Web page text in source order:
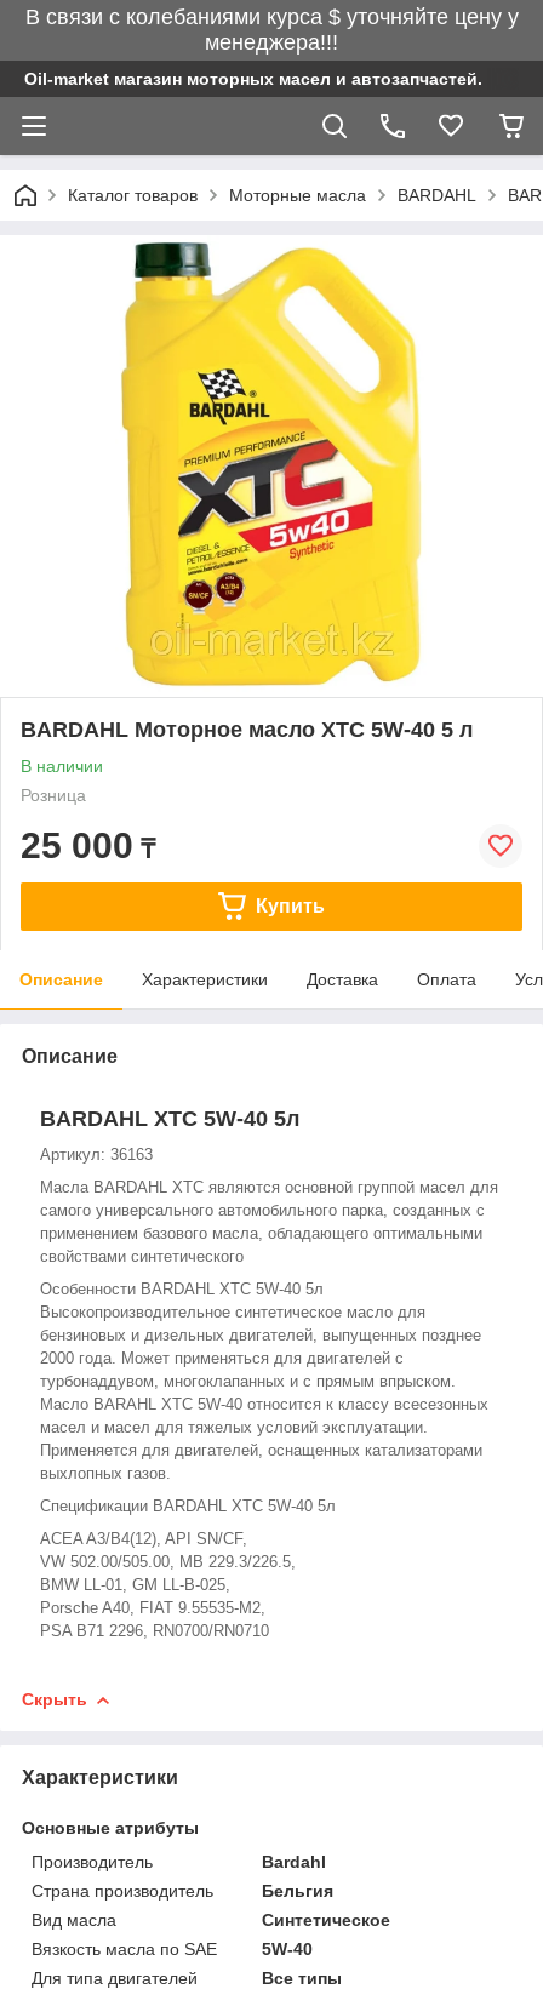
В связи с колебаниями курса $ уточняйте цену у
менеджера!!!
Oil-market магазин моторных масел и автозапчастей.
Каталог товаров Моторные масла BARDAHL
BARDAHL Моторное масло XTC 5W-40 5 л
В наличии
Розница
25 000 ₸
Купить
Описание Характеристики Доставка Оплата
Описание
BARDAHL XTC 5W-40 5л
Артикул: 36163
Масла BARDAHL XTC являются основной группой масел для
самого универсального автомобильного парка, созданных с
применением базового масла, обладающего оптимальными
свойствами синтетического
Особенности BARDAHL XTC 5W-40 5л
Высокопроизводительное синтетическое масло для
бензиновых и дизельных двигателей, выпущенных позднее
2000 года. Может применяться для двигателей с
турбонаддувом, многоклапанных и с прямым впрыском.
Масло BARAHL XTC 5W-40 относится к классу всесезонных
масел и масел для тяжелых условий эксплуатации.
Применяется для двигателей, оснащенных катализаторами
выхлопных газов.
Спецификации BARDAHL XTC 5W-40 5л
ACEA A3/B4(12), API SN/CF,
VW 502.00/505.00, MB 229.3/226.5,
BMW LL-01, GM LL-B-025,
Porsche A40, FIAT 9.55535-M2,
PSA B71 2296, RN0700/RN0710
Скрыть
Характеристики
Основные атрибуты
Производитель
Bardahl
Страна производитель
Бельгия
Вид масла
Синтетическое
Вязкость масла по SAE
5W-40
Для типа двигателей
Все типы